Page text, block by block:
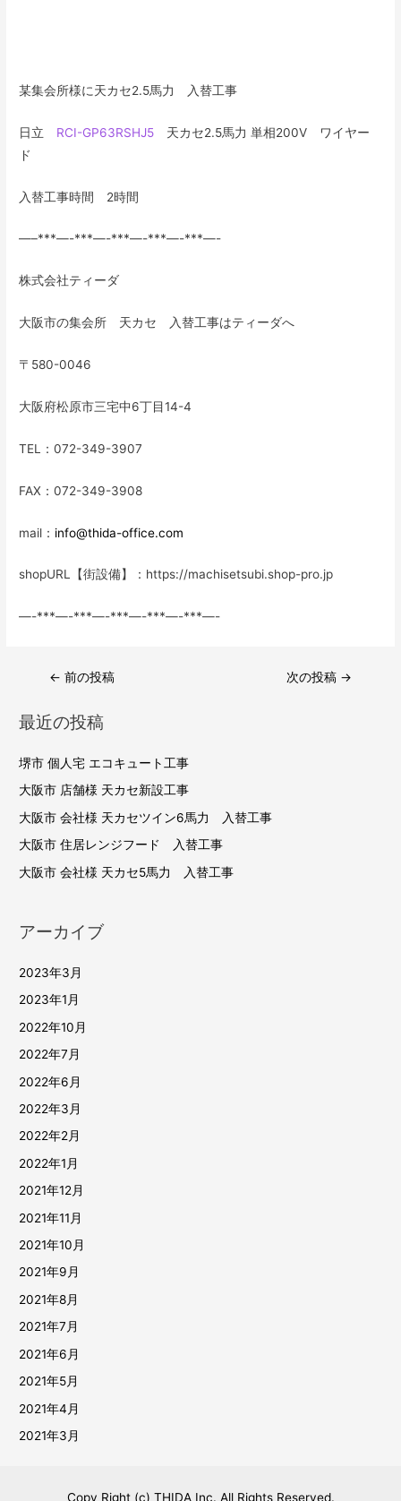
某集会所様に天カセ2.5馬力 入替工事
日立 RCI-GP63RSHJ5 天カセ2.5馬力 単相200V ワイヤー
ド
入替工事時間 2時間
—–***—-***—-***—-***—-***—-
株式会社ティーダ
大阪市の集会所 天カセ 入替工事はティーダへ
〒580-0046
大阪府松原市三宅中6丁目14-4
TEL：072-349-3907
FAX：072-349-3908
mail： info@thida-office.com
shopURL【街設備】：https://machisetsubi.shop-pro.jp
—-***—-***—-***—-***—-***—-
投
稿
ナ
ビ
ゲ
ー
シ
ョ
← 前の投稿 次の投稿 →
最近の投稿
堺市 個人宅 エコキュート工事
大阪市 店舗様 天カセ新設工事
大阪市 会社様 天カセツイン6馬力 入替工事
大阪市 住居レンジフード 入替工事
大阪市 会社様 天カセ5馬力 入替工事
アーカイブ
2023年3月
2023年1月
2022年10月
2022年7月
2022年6月
2022年3月
2022年2月
2022年1月
2021年12月
2021年11月
2021年10月
2021年9月
2021年8月
2021年7月
2021年6月
2021年5月
2021年4月
2021年3月
Copy Right (c) THIDA Inc. All Rights Reserved.